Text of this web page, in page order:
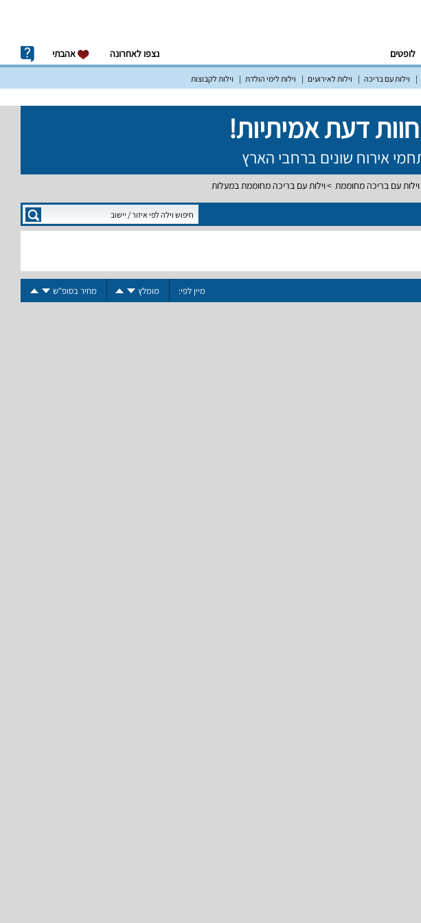
לופטים נצפו לאחרונה אהבתי
וילות עם בריכה וילות לאירועים וילות לימי הולדת וילות לקבוצות
וילות עם בריכה מחוממת וילות עם בריכה מחוממת במעלות
מיין לפי: מומלץ מחיר בסופ"ש